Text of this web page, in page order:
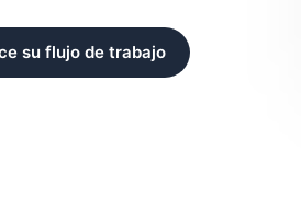
su flujo de trabajo